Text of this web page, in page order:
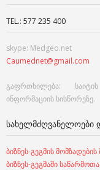
TEL.: 577 235 400
skype: Medgeo.net
Caumednet@gmail.com
გაფრთხილება:
ინფორმაციის სისწორეზე.
ᲡᲐᲮᲔᲚᲛᲫᲦᲕᲐᲜᲔᲚᲝᲔᲑᲘ
ბიზნეს-გეგმის
ბიზნეს-გეგმაში